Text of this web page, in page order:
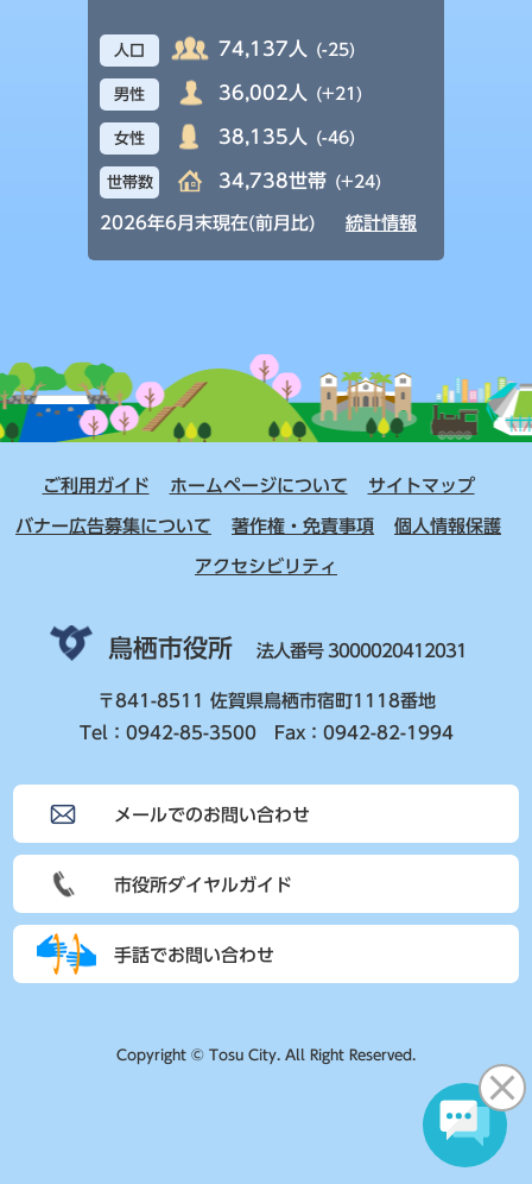
人口 74,137人 (-25)
男性 36,002人 (+21)
女性 38,135人 (-46)
世帯数 34,738世帯 (+24)
2026年6月末現在(前月比) 統計情報
ご利用ガイド ホームページについて サイトマップ
バナー広告募集について 著作権・免責事項 個人情報保護
アクセシビリティ
鳥栖市役所 法人番号 3000020412031
〒841-8511 佐賀県鳥栖市宿町1118番地
Tel：0942-85-3500 Fax：0942-82-1994
メールでのお問い合わせ
市役所ダイヤルガイド
手話でお問い合わせ
Copyright © Tosu City. All Right Reserved.